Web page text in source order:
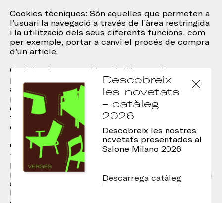
Cookies tècniques: Són aquelles que permeten a
l’usuari la navegació a través de l’àrea restringida
i la utilització dels seus diferents funcions, com
per exemple, portar a canvi el procés de compra
d’un article.
Cookies de personalització: Són aquelles que
permeten a l’Usuari accedir al servei amb
algunes característiques de caràcter general
predefinides en funció d’una sèrie de criteris en
el terminal de l’usuari com ara serien l’idioma o el
tipus de navegador mitjançant el qual es
connecta al servei.
Cookies publicitàries: Són aquelles que, ben
tractades per aquesta web o per tercers,
permeten gestionar de la forma més eficaç
possible l’oferta dels espais publicitaris que hi ha
a la pàgina web, adequant el contingut de
l’anunci al contingut del servei sol·licitat o l’ús
Descobreix
les novetats
- catàleg
2026
Descobreix les nostres
novetats presentades al
Salone Milano 2026
Descarrega catàleg